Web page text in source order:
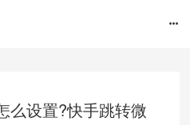
么设置?快手跳转微